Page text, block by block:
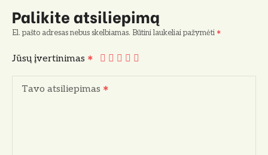
Palikite atsiliepimą
El. pašto adresas nebus skelbiamas. Būtini laukeliai pažymėti
Jūsų įvertinimas
Tavo atsiliepimas